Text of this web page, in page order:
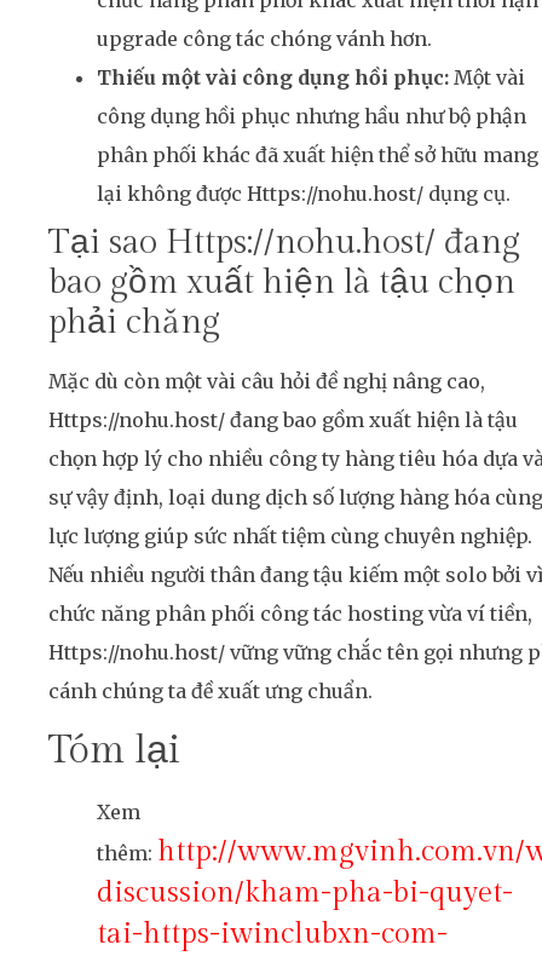
upgrade công tác chóng vánh hơn.
Thiếu một vài công dụng hồi phục: Một vài
công dụng hồi phục nhưng hầu như bộ phận
phân phối khác đã xuất hiện thể sở hữu mang
lại không được Https://nohu.host/ dụng cụ.
Tại sao Https://nohu.host/ đang
bao gồm xuất hiện là tậu chọn
phải chăng
Mặc dù còn một vài câu hỏi đề nghị nâng cao,
Https://nohu.host/ đang bao gồm xuất hiện là tậu
chọn hợp lý cho nhiều công ty hàng tiêu hóa dựa
sự vậy định, loại dung dịch số lượng hàng hóa cùng
lực lượng giúp sức nhất tiệm cùng chuyên nghiệp.
Nếu nhiều người thân đang tậu kiếm một solo bởi
chức năng phân phối công tác hosting vừa ví tiền,
Https://nohu.host/ vững vững chắc tên gọi nhưng
cánh chúng ta đề xuất ưng chuẩn.
Tóm lại
Xem
thêm: http://www.mgvinh.com.vn/
discussion/kham-pha-bi-quyet-
tai-https-iwinclubxn-com-